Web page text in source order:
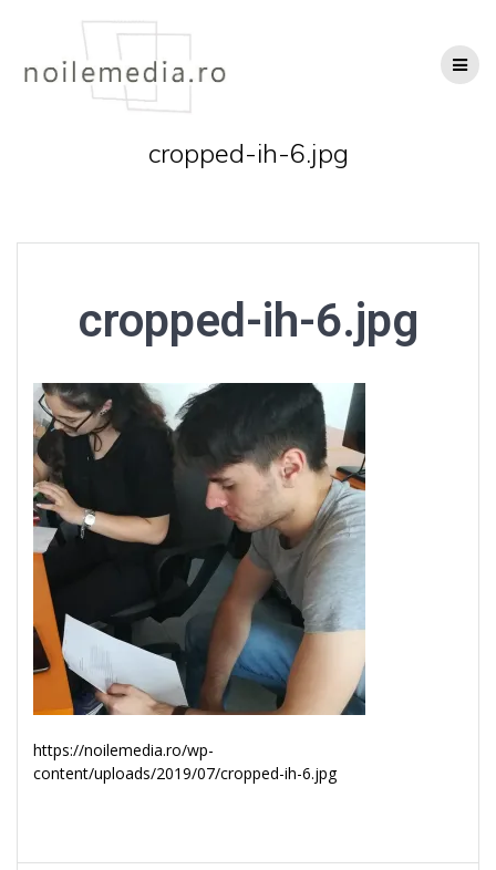
cropped-ih-6.jpg
cropped-ih-6.jpg
https://noilemedia.ro/wp-
content/uploads/2019/07/cropped-ih-6.jpg